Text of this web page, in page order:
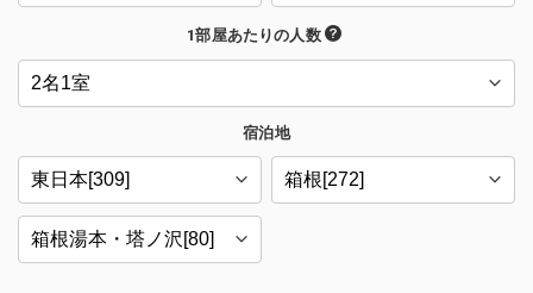
1部屋あたりの人数
宿泊地